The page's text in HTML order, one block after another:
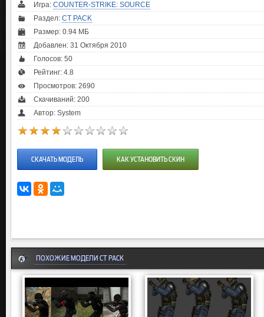
Игра: COUNTER-STRIKE: SOURCE
Раздел: CT PACK
Размер: 0.94 МБ
Добавлен: 31 Октября 2010
Голосов: 50
Рейтинг: 4.8
Просмотров: 2690
Скачиваний: 200
Автор: System
СКАЧАТЬ МОДЕЛЬ КАК УСТАНОВИТЬ СКИН
ПОХОЖИЕ МОДЕЛИ CT PACK